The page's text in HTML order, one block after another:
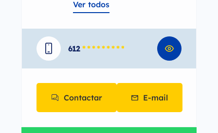
Ver todos
612 * * * * * * * * *
Contactar E-mail